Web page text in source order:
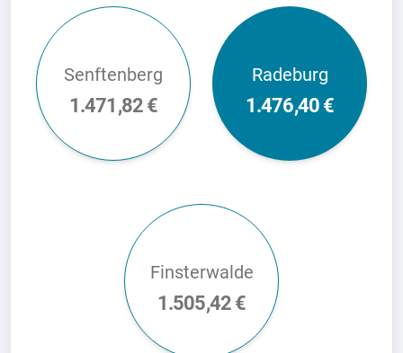
Senftenberg
1.471,82 €
Radeburg
1.476,40 €
Finsterwalde
1.505,42 €